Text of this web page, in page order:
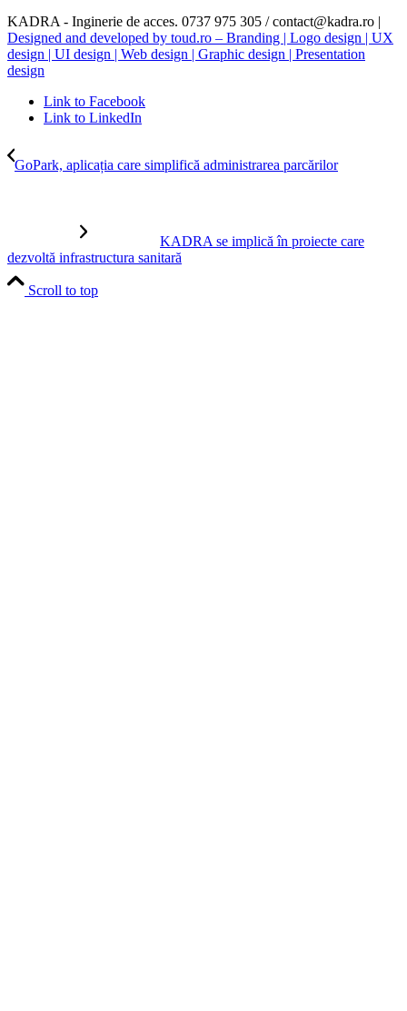
KADRA - Inginerie de acces. 0737 975 305 / contact@kadra.ro |
Designed and developed by toud.ro – Branding | Logo design | UX
design | UI design | Web design | Graphic design | Presentation
design
Link to Facebook
Link to LinkedIn
GoPark, aplicația care simplifică administrarea parcărilor
KADRA se implică în proiecte care
dezvoltă infrastructura sanitară
Scroll to top